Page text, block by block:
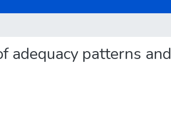
adequacy patterns and